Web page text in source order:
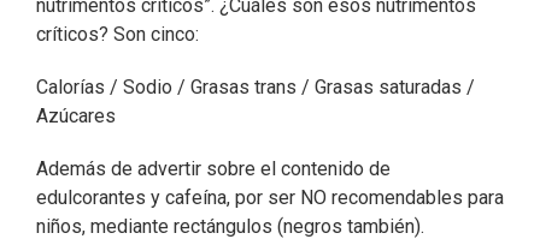
nutrimentos críticos”. ¿Cuáles son esos nutrimentos
críticos? Son cinco:
Calorías / Sodio / Grasas trans / Grasas saturadas /
Azúcares
Además de advertir sobre el contenido de
edulcorantes y cafeína, por ser NO recomendables para
niños, mediante rectángulos (negros también).